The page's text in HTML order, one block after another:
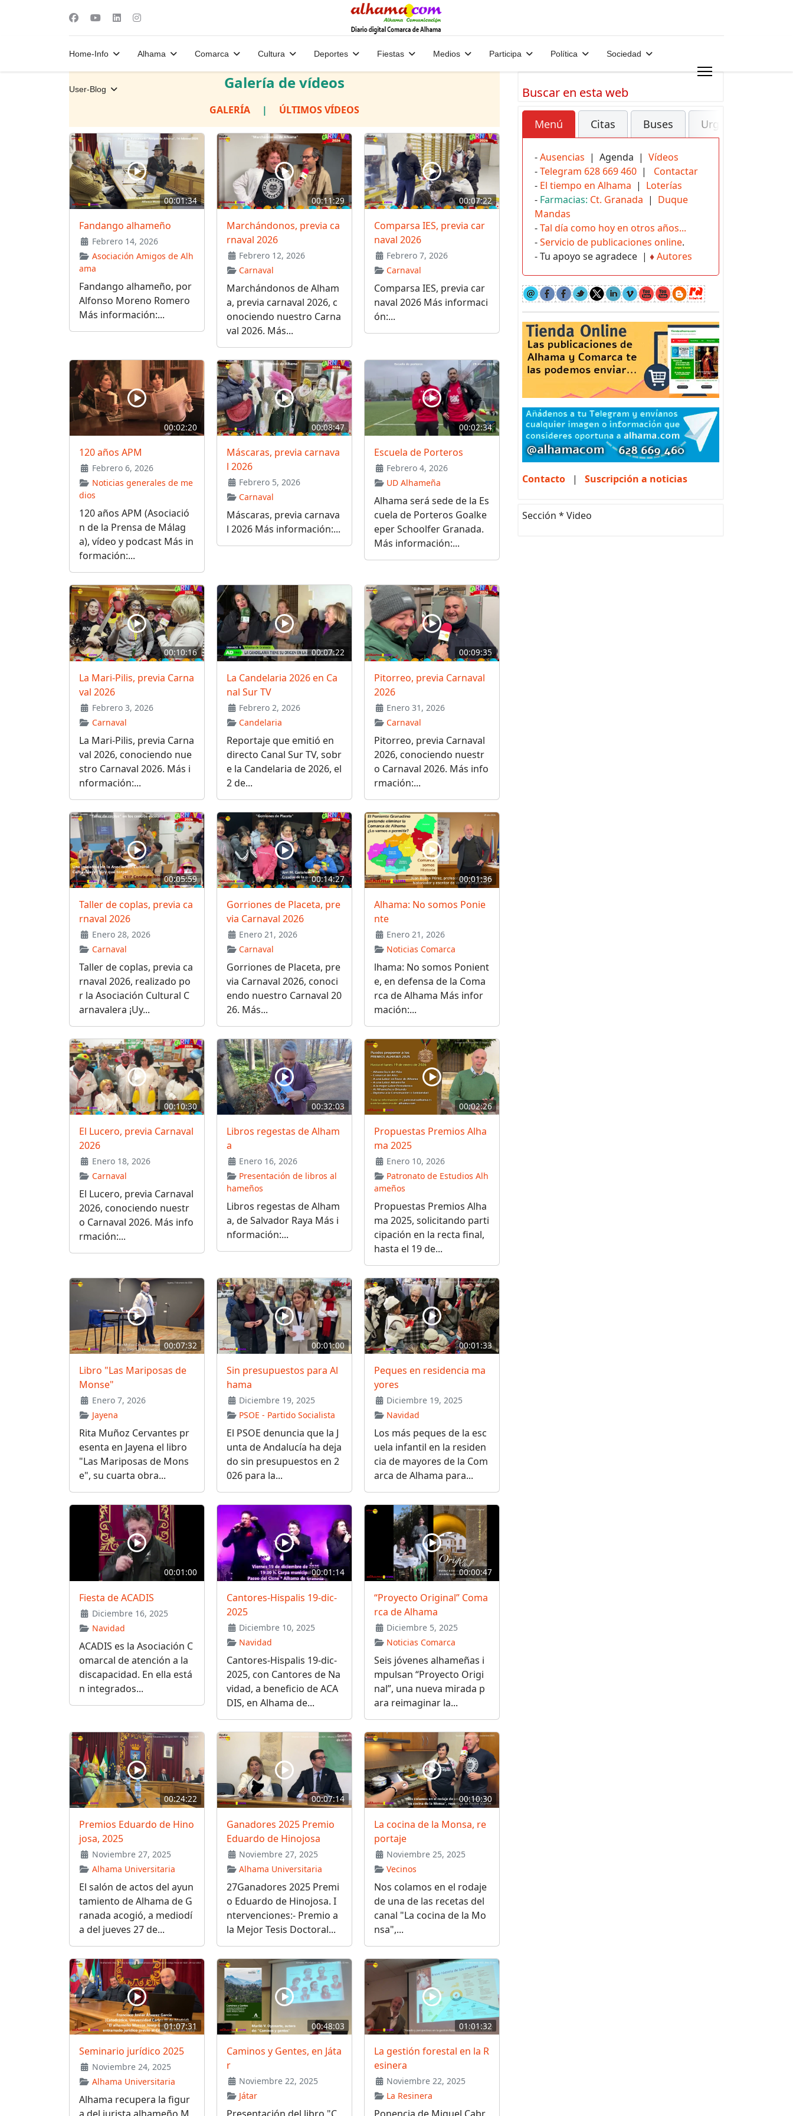
Home-Info Alhama Comarca Cultura Deportes Fiestas Medios Participa Política Sociedad
User-Blog Galería de vídeos
GALERÍA | ÚLTIMOS VÍDEOS
00:01:34
Fandango alhameño
Febrero 14, 2026
Asociación Amigos de Alh
ama
Fandango alhameño, por
Alfonso Moreno Romero
Más información:...
00:11:29
Marchándonos, previa ca
rnaval 2026
Febrero 12, 2026
Carnaval
Marchándonos de Alham
a, previa carnaval 2026, c
onociendo nuestro Carna
val 2026. Más...
00:07:22
Comparsa IES, previa car
naval 2026
Febrero 7, 2026
Carnaval
Comparsa IES, previa car
naval 2026 Más informaci
ón:...
00:02:20
120 años APM
Febrero 6, 2026
Noticias generales de me
dios
120 años APM (Asociació
n de la Prensa de Málag
a), vídeo y podcast Más in
formación:...
00:08:47
Máscaras, previa carnava
l 2026
Febrero 5, 2026
Carnaval
Máscaras, previa carnava
l 2026 Más información:...
00:02:34
Escuela de Porteros
Febrero 4, 2026
UD Alhameña
Alhama será sede de la Es
cuela de Porteros Goalke
eper Schoolfer Granada.
Más información:...
00:10:16
La Mari-Pilis, previa Carna
val 2026
Febrero 3, 2026
Carnaval
La Mari-Pilis, previa Carna
val 2026, conociendo nue
stro Carnaval 2026. Más i
nformación:...
00:07:22
La Candelaria 2026 en Ca
nal Sur TV
Febrero 2, 2026
Candelaria
Reportaje que emitió en
directo Canal Sur TV, sobr
e la Candelaria de 2026, el
2 de...
00:09:35
Pitorreo, previa Carnaval
2026
Enero 31, 2026
Carnaval
Pitorreo, previa Carnaval
2026, conociendo nuestr
o Carnaval 2026. Más info
rmación:...
00:05:59
Taller de coplas, previa ca
rnaval 2026
Enero 28, 2026
Carnaval
Taller de coplas, previa ca
rnaval 2026, realizado po
r la Asociación Cultural C
arnavalera ¡Uy...
00:14:27
Gorriones de Placeta, pre
via Carnaval 2026
Enero 21, 2026
Carnaval
Gorriones de Placeta, pre
via Carnaval 2026, conoci
endo nuestro Carnaval 20
26. Más...
00:01:36
Alhama: No somos Ponie
nte
Enero 21, 2026
Noticias Comarca
lhama: No somos Ponient
e, en defensa de la Coma
rca de Alhama Más infor
mación:...
00:10:30
El Lucero, previa Carnaval
2026
Enero 18, 2026
Carnaval
El Lucero, previa Carnaval
2026, conociendo nuestr
o Carnaval 2026. Más info
rmación:...
00:32:03
Libros regestas de Alham
a
Enero 16, 2026
Presentación de libros al
hameños
Libros regestas de Alham
a, de Salvador Raya Más i
nformación:...
00:02:26
Propuestas Premios Alha
ma 2025
Enero 10, 2026
Patronato de Estudios Alh
ameños
Propuestas Premios Alha
ma 2025, solicitando parti
cipación en la recta final,
hasta el 19 de...
00:07:32
Libro "Las Mariposas de
Monse"
Enero 7, 2026
Jayena
Rita Muñoz Cervantes pr
esenta en Jayena el libro
"Las Mariposas de Mons
e", su cuarta obra...
00:01:00
Sin presupuestos para Al
hama
Diciembre 19, 2025
PSOE - Partido Socialista
El PSOE denuncia que la J
unta de Andalucía ha deja
do sin presupuestos en 2
026 para la...
00:01:33
Peques en residencia ma
yores
Diciembre 19, 2025
Navidad
Los más peques de la esc
uela infantil en la residen
cia de mayores de la Com
arca de Alhama para...
00:01:00
Fiesta de ACADIS
Diciembre 16, 2025
Navidad
ACADIS es la Asociación C
omarcal de atención a la
discapacidad. En ella está
n integrados...
00:01:14
Cantores-Hispalis 19-dic-
2025
Diciembre 10, 2025
Navidad
Cantores-Hispalis 19-dic-
2025, con Cantores de Na
vidad, a beneficio de ACA
DIS, en Alhama de...
00:00:47
“Proyecto Original” Coma
rca de Alhama
Diciembre 5, 2025
Noticias Comarca
Seis jóvenes alhameñas i
mpulsan “Proyecto Origi
nal”, una nueva mirada p
ara reimaginar la...
00:24:22
Premios Eduardo de Hino
josa, 2025
Noviembre 27, 2025
Alhama Universitaria
El salón de actos del ayun
tamiento de Alhama de G
ranada acogió, a mediodí
a del jueves 27 de...
00:07:14
Ganadores 2025 Premio
Eduardo de Hinojosa
Noviembre 27, 2025
Alhama Universitaria
27Ganadores 2025 Premi
o Eduardo de Hinojosa. I
ntervenciones:- Premio a
la Mejor Tesis Doctoral...
00:10:30
La cocina de la Monsa, re
portaje
Noviembre 25, 2025
Vecinos
Nos colamos en el rodaje
de una de las recetas del
canal "La cocina de la Mo
nsa",...
01:07:31
Seminario jurídico 2025
Noviembre 24, 2025
Alhama Universitaria
Alhama recupera la figur
00:48:03
Caminos y Gentes, en Játa
r
Noviembre 22, 2025
Játar
01:01:32
La gestión forestal en la R
esinera
Noviembre 22, 2025
La Resinera
Buscar en esta web
Menú Citas Buses Urgencias
-Ausencias | Agenda | Vídeos
-Telegram 628 669 460 | Contactar
- El tiempo en Alhama | Loterías
- Farmacias: Ct. Granada | Duque
Mandas
-Tal día como hoy en otros años...
-Servicio de publicaciones online.
- Tu apoyo se agradece | ♦Autores
Contacto | Suscripción a noticias
Sección * Video